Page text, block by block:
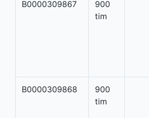
B0000309867
900
tim
B0000309868
900
tim